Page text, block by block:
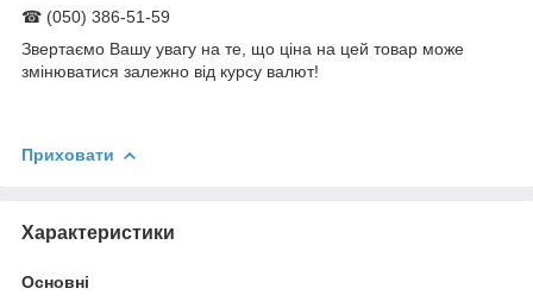
☎ (050) 386-51-59
Звертаємо Вашу увагу на те, що ціна на цей товар може
змінюватися залежно від курсу валют!
Приховати
Характеристики
Основні